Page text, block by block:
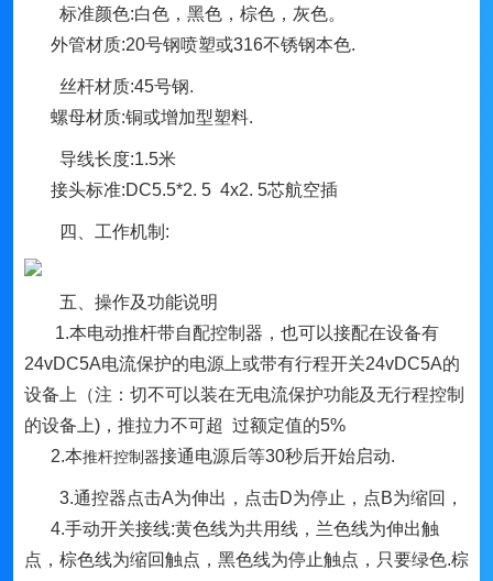
标准颜色:白色，黑色，棕色，灰色。
外管材质:20号钢喷塑或316不锈钢本色.
丝杆材质:45号钢.
螺母材质:铜或增加型塑料.
导线长度:1.5米
接头标准:DC5.5*2. 5 4x2. 5芯航空插
四、工作机制:
五、操作及功能说明
1.本电动推杆带自配控制器，也可以接配在设备有
24vDC5A电流保护的电源上或带有行程开关24vDC5A的
设备上（注：切不可以装在无电流保护功能及无行程控制
的设备上)，推拉力不可超 过额定值的5%
2.本推杆控制器接通电源后等30秒后开始启动.
3.通控器点击A为伸出，点击D为停止，点B为缩回，
4.手动开关接线:黄色线为共用线，兰色线为伸出触
点，棕色线为缩回触点，黑色线为停止触点，只要绿色.棕